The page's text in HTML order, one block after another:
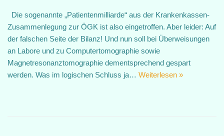
Die sogenannte „Patientenmilliarde“ aus der Krankenkassen-
Zusammenlegung zur ÖGK ist also eingetroffen. Aber leider: Auf
der falschen Seite der Bilanz! Und nun soll bei Überweisungen
an Labore und zu Computertomographie sowie
Magnetresonanztomographie dementsprechend gespart
werden. Was im logischen Schluss ja… Weiterlesen »